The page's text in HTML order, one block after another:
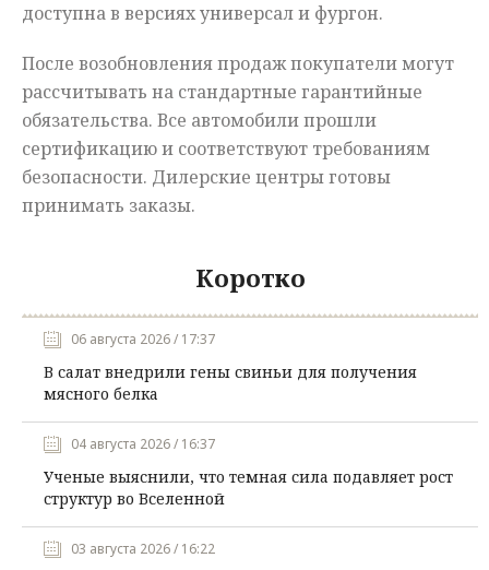
доступна в версиях универсал и фургон.
После возобновления продаж покупатели могут
рассчитывать на стандартные гарантийные
обязательства. Все автомобили прошли
сертификацию и соответствуют требованиям
безопасности. Дилерские центры готовы
принимать заказы.
Коротко
06 августа 2026 / 17:37
В салат внедрили гены свиньи для получения
мясного белка
04 августа 2026 / 16:37
Ученые выяснили, что темная сила подавляет рост
структур во Вселенной
03 августа 2026 / 16:22